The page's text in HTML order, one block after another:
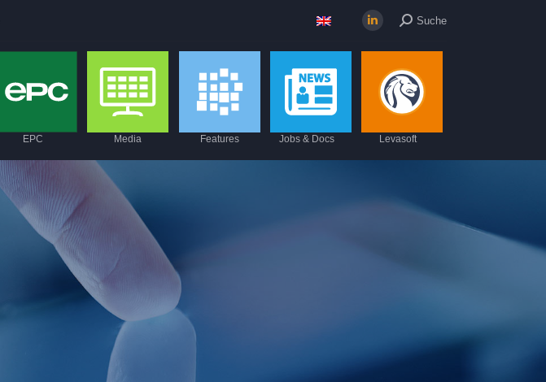
Linkedin
page
opens
in
new
window
Suche:Suche
EPC Media Features Jobs & Docs Levasoft